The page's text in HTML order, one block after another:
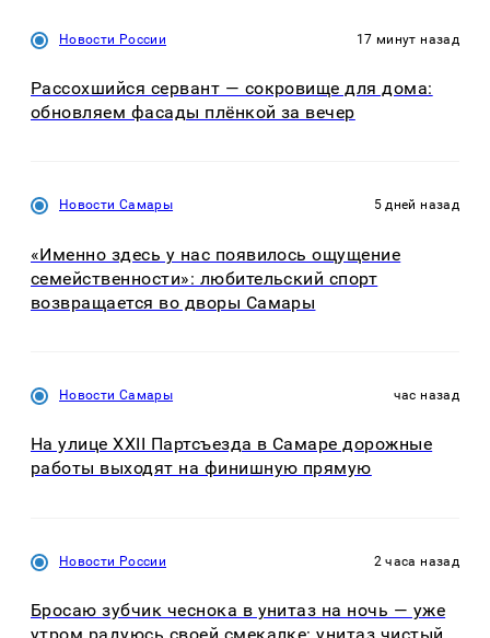
Новости России 17 минут назад
Рассохшийся сервант — сокровище для дома:
обновляем фасады плёнкой за вечер
Новости Самары 5 дней назад
«Именно здесь у нас появилось ощущение
семейственности»: любительский спорт
возвращается во дворы Самары
Новости Самары час назад
На улице XXII Партсъезда в Самаре дорожные
работы выходят на финишную прямую
Новости России 2 часа назад
Бросаю зубчик чеснока в унитаз на ночь — уже